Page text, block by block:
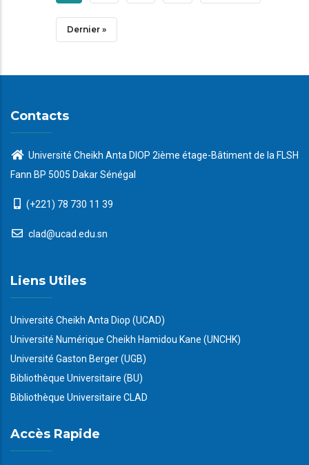
Courante
Dernière
Dernier »
Contacts
Université Cheikh Anta DIOP 2ième étage-Bâtiment de la FLSH
Fann BP 5005 Dakar Sénégal
(+221) 78 730 11 39
clad@ucad.edu.sn
Liens Utiles
Université Cheikh Anta Diop (UCAD)
Université Numérique Cheikh Hamidou Kane (UNCHK)
Université Gaston Berger (UGB)
Bibliothèque Universitaire (BU)
Bibliothèque Universitaire CLAD
Accès Rapide